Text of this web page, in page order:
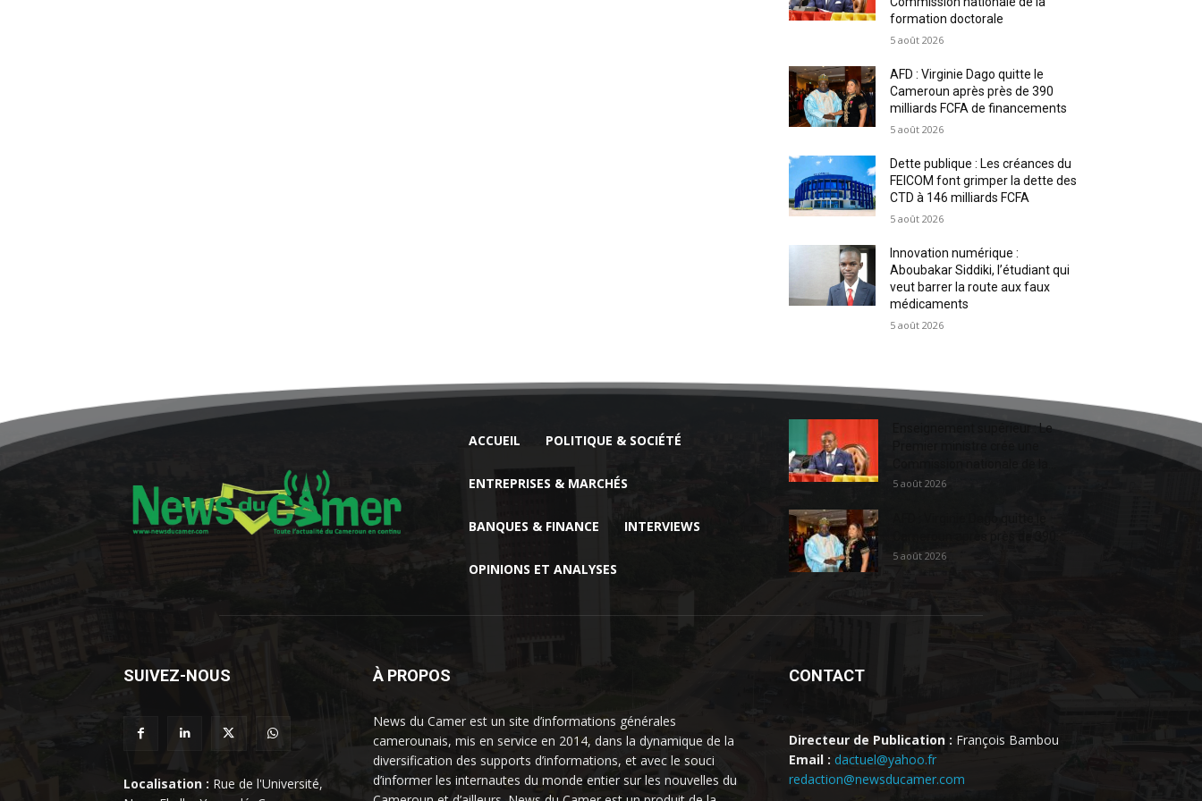
formation doctorale
5 août 2026
AFD : Virginie Dago quitte le
Cameroun après près de 390
milliards FCFA de financements
5 août 2026
Dette publique : Les créances du
FEICOM font grimper la dette des
CTD à 146 milliards FCFA
5 août 2026
Innovation numérique :
Aboubakar Siddiki, l’étudiant qui
veut barrer la route aux faux
médicaments
5 août 2026
ACCUEIL POLITIQUE & SOCIÉTÉ
ENTREPRISES & MARCHÉS
BANQUES & FINANCE INTERVIEWS
OPINIONS ET ANALYSES
Enseignement supérieur : Le
5 août 2026
5 août 2026
SUIVEZ-NOUS
Localisation : Rue de l'Université,
À PROPOS
News du Camer est un site d’informations générales
camerounais, mis en service en 2014, dans la dynamique de la
diversification des supports d’informations, et avec le souci
d’informer les internautes du monde entier sur les nouvelles du
CONTACT
Directeur de Publication : François Bambou
Email : dactuel@yahoo.fr
redaction@newsducamer.com